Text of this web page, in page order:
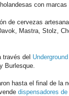
con marcas
de cervezas
Mastra, Stolz,
través del
Burlesque.
hasta el final de la
dispensadores